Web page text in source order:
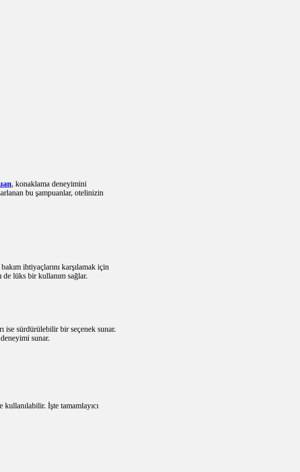
, konaklama deneyimini
bu şampuanlar, otelinizin
ihtiyaçlarını karşılamak için
lüks bir kullanım sağlar.
ise sürdürülebilir bir seçenek sunar.
sunar.
İşte tamamlayıcı